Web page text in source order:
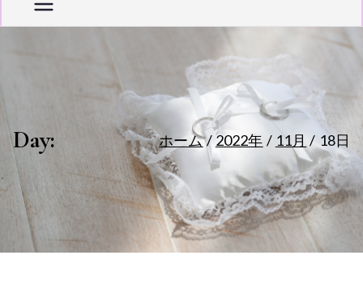
Day: ホーム 2022年 11月 18日